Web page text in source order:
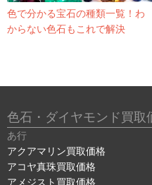
色で分かる宝石の種類一覧！わ
からない色石もこれで解決
色石・ダイヤモンド買取
あ行
アクアマリン買取価格
アコヤ真珠買取価格
アメジスト買取価格